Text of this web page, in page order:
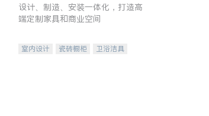
设计、制造、安装一体化，打造高
端定制家具和商业空间
室内设计 瓷砖橱柜
卫浴洁具